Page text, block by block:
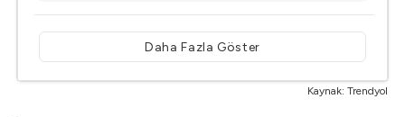
Daha Fazla Göster
Kaynak: Trendyol